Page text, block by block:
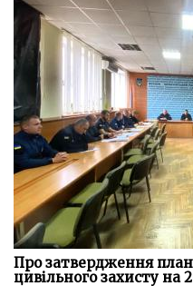
Про затвердження
цивільного захисту на